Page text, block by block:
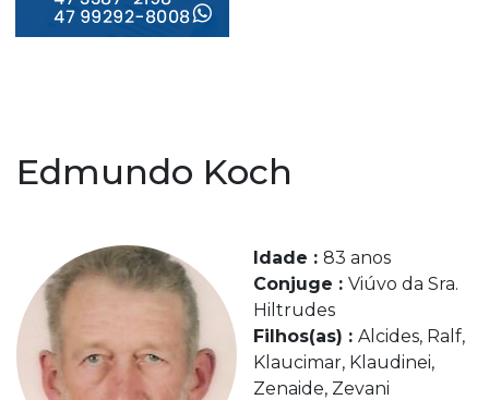
Edmundo Koch
Idade : 83 anos
Conjuge : Viúvo da Sra.
Hiltrudes
Filhos(as) : Alcides, Ralf,
Klaucimar, Klaudinei,
Zenaide, Zevani